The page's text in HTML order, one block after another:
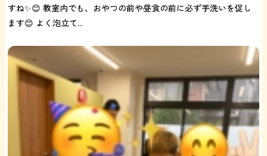
すね✨😊 教室内でも、おやつの前や昼食の前に必ず手洗いを促し
ます😊 よく泡立て...